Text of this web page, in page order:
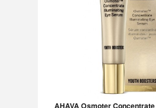
AHAVA Osmoter